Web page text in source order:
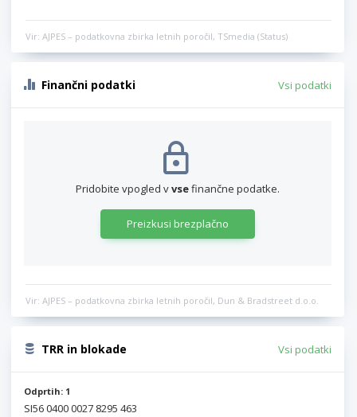
Vir: AJPES – podatkovna zbirka letnih poročil, TSmedia (Status)
Finančni podatki Vsi podatki
Pridobite vpogled vvsefinančne podatke.
Preizkusi brezplačno
Vir: AJPES – podatkovna zbirka letnih poročil, Dun & Bradstreet d.o.o.
TRR in blokade Vsi podatki
Odprtih: 1
SI56 0400 0027 8295 463